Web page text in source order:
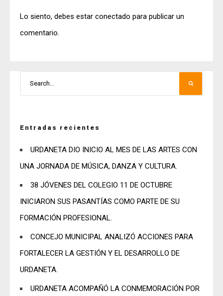
Lo siento, debes estar conectado para publicar un
comentario.
Entradas recientes
URDANETA DIO INICIO AL MES DE LAS ARTES CON
UNA JORNADA DE MÚSICA, DANZA Y CULTURA.
38 JÓVENES DEL COLEGIO 11 DE OCTUBRE
INICIARON SUS PASANTÍAS COMO PARTE DE SU
FORMACIÓN PROFESIONAL.
CONCEJO MUNICIPAL ANALIZÓ ACCIONES PARA
FORTALECER LA GESTIÓN Y EL DESARROLLO DE
URDANETA.
URDANETA ACOMPAÑÓ LA CONMEMORACIÓN POR